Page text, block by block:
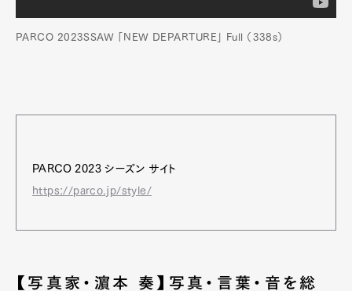
PARCO 2023SSAW 「NEW DEPARTURE」 Full （338s）
PARCO 2023 シーズン サイト
https://parco.jp/style/
【写真家・濵本 奏】写真・言葉・音を総